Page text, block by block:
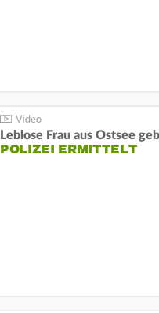
Leblose Frau aus Ostsee
POLIZEI ERMITTELT